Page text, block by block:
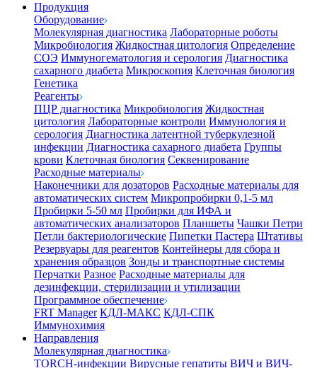
Продукция
Оборудование
Молекулярная диагностика Лабораторные роботы
Микробиология Жидкостная цитология Определение
СОЭ Иммуногематология и серология Диагностика
сахарного диабета Микроскопия Клеточная биология
Генетика
Реагенты
ПЦР диагностика Микробиология Жидкостная
цитология Лабораторные контроли Иммунология и
серология Диагностика латентной туберкулезной
инфекции Диагностика сахарного диабета Группы
крови Клеточная биология Секвенирование
Расходные материалы
Наконечники для дозаторов Расходные материалы для
автоматических систем Микропробирки 0,1-5 мл
Пробирки 5-50 мл Пробирки для ИФА и
автоматических анализаторов Планшеты Чашки Петри
Петли бактериологические Пипетки Пастера Штативы
Резервуары для реагентов Контейнеры для сбора и
хранения образцов Зонды и транспортные системы
Перчатки Разное Расходные материалы для
дезинфекции, стерилизации и утилизации
Программное обеспечение
FRT Manager КДЛ-МАКС КДЛ-СПК
Иммунохимия
Направления
Молекулярная диагностика
TORCH-инфекции Вирусные гепатиты ВИЧ и ВИЧ-